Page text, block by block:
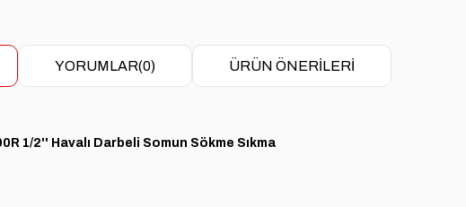
YORUMLAR(0) ÜRÜN ÖNERILERI
1/2'' Havalı Darbeli Somun Sökme Sıkma